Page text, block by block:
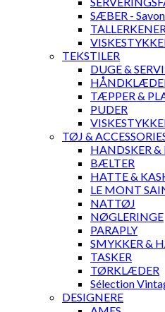
SÆBER -
TEKSTILER
DUGE &
TÆPPER &
PUDER
TØJ &
HANDSKER &
BÆLTER
HATTE &
LE MONT
NATTØJ
NØGLERINGE
PARAPLY
SMYKKER &
TASKER
TØRKLÆDER
Sélection
DESIGNERE